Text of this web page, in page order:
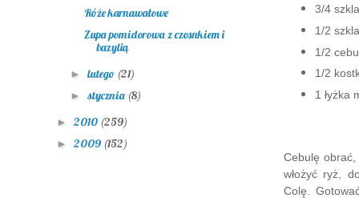
3/4
1/2
1/2
1/2
1 łyżka
Cebulę obrać,
włożyć ryż,
Colę.
Róże karnawałowe
Zupa pomidorowa z czosnkiem i
bazylią
► lutego (21)
► stycznia (8)
► 2010 (259)
► 2009 (152)